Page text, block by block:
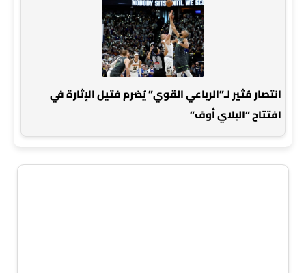
انتصار مُثير لـ”الرباعي القوي” يُضرم فتيل الإثارة في
افتتاح “البلاي أوف”